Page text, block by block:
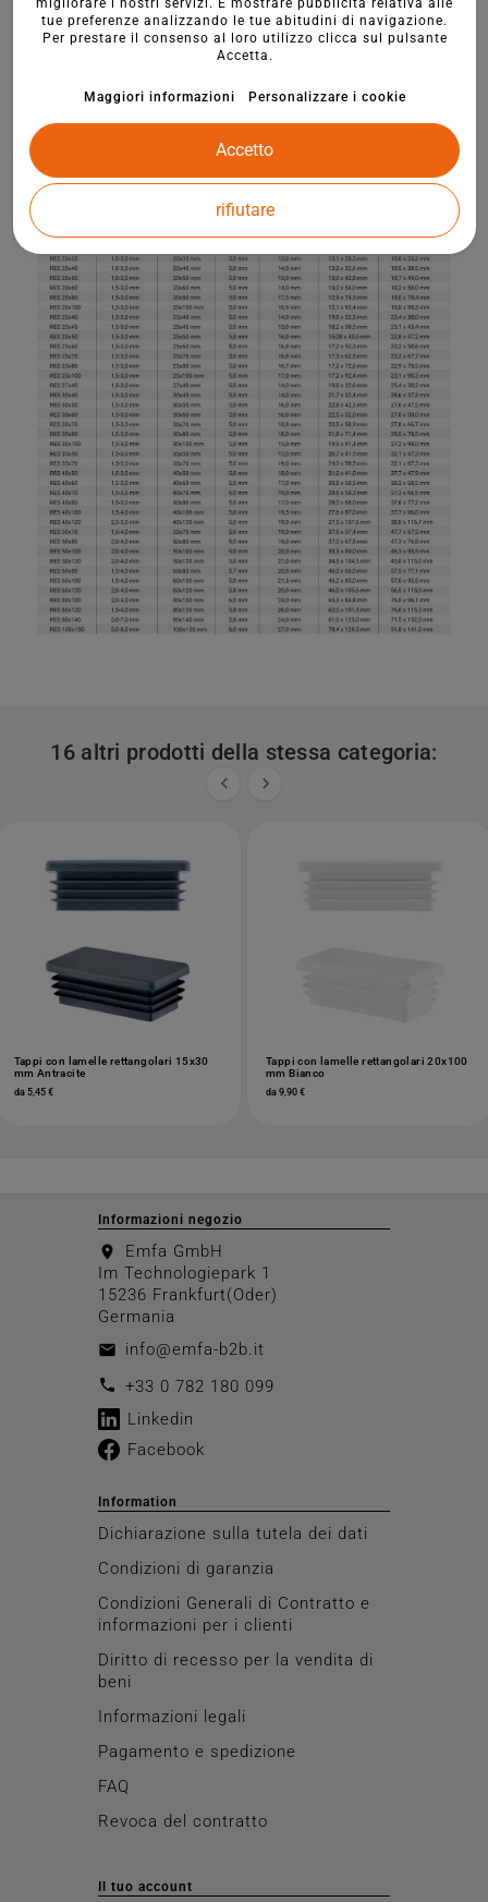
16 altri prodotti della stessa categoria:
 
Tappi con lamelle rettangolari 15x30
mm Antracite
da 5,45 €
Tappi con lamelle rettangolari 20x100
mm Bianco
da 9,90 €
tue preferenze analizzando le tue abitudini di navigazione.
Per prestare il consenso al loro utilizzo clicca sul pulsante
Accetta.
Maggiori informazioni Personalizzare i cookie
rifiutare
Accetto
Informazioni negozio
location_on
Emfa GmbH
Im Technologiepark 1
15236 Frankfurt(Oder)
Germania
email info@emfa-b2b.it
call +33 0 782 180 099
Linkedin
Facebook
Information
Dichiarazione sulla tutela dei dati
Condizioni di garanzia
Condizioni Generali di Contratto e
informazioni per i clienti
Diritto di recesso per la vendita di
beni
Informazioni legali
Pagamento e spedizione
FAQ
Revoca del contratto
Il tuo account